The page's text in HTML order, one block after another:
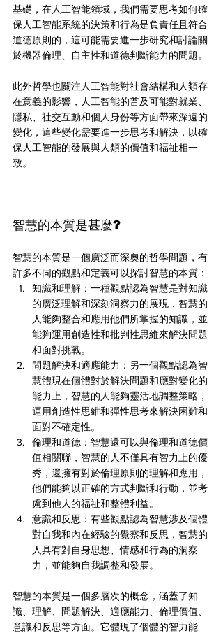
基礎，在人工智能領域，我們需要思考如何確
保人工智能系統的決策和行為是負責任且符合
道德原則的，這可能需要進一步研究和討論關
於機器倫理、自主性和道德判斷能力的問題。
此外哲學也關注人工智能對社會結構和人類存
在意義的影響，人工智能的普及可能對就業、
隱私、社交互動和個人身份等方面帶來深遠的
變化，這些變化需要進一步思考和解決，以確
保人工智能的發展與人類的價值和福祉相一
致。
智慧的本質是甚麼?
智慧的本質是一個廣泛而深奧的哲學問題，有
許多不同的觀點和定義可以探討智慧的本質：
知識和理解：一種觀點認為智慧是對知識
的廣泛理解和深刻洞察力的展現，智慧的
人能夠整合和應用他們所掌握的知識，並
能夠運用創造性和批判性思維來解決問題
和面對挑戰。
問題解決和適應能力：另一個觀點認為智
慧體現在個體對於解決問題和應對變化的
能力上，智慧的人能夠靈活地調整策略，
運用創造性思維和彈性思考來解決困難和
面對不確定性。
倫理和道德：智慧還可以與倫理和道德價
值相關聯，智慧的人不僅具有智力上的優
秀，還擁有對於倫理原則的理解和應用，
他們能夠以正確的方式判斷和行動，並考
慮到他人的福祉和整體利益。
意識和反思：有些觀點認為智慧涉及個體
對自我和內在經驗的覺察和反思，智慧的
人具有對自身思想、情感和行為的洞察
力，並能夠自我調整和發展。
智慧的本質是一個多層次的概念，涵蓋了知
識、理解、問題解決、適應能力、倫理價值、
意識和反思等方面。它體現了個體的智力能